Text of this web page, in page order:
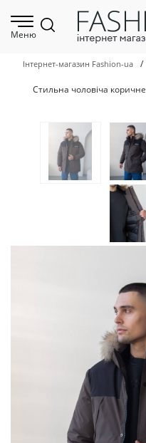
Меню
Інтернет-магазин Fashion-ua /
Стильна чоловіча